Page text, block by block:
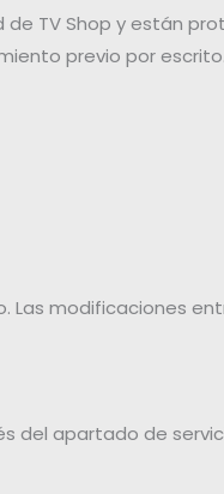
TV Shop y están
previo por escrito.
modificaciones
del apartado de